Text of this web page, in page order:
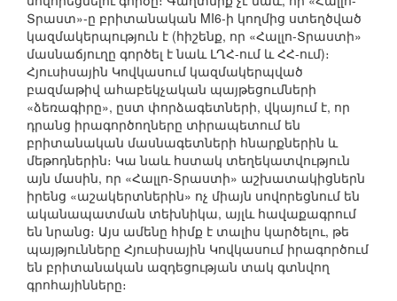
Տրաստ»-ը բրիտանական MI6-ի կողմից ստեղծված
կազմակերպություն է (հիշենք, որ «Հալլո-Տրաստի»
մասնաճյուղը գործել է նաև ԼՂՀ-ում և ՀՀ-ում)։
Հյուսիսային Կովկասում կազմակերպված
բազմաթիվ ահաբեկչական պայթեցումների
«ձեռագիրը», ըստ փորձագետների, վկայում է, որ
դրանց իրագործողները տիրապետում են
բրիտանական մասնագետների հնարքներին և
մեթոդներին։ Կա նաև հստակ տեղեկատվություն
այն մասին, որ «Հալլո-Տրաստի» աշխատակիցներն
իրենց «աշակերտներին» ոչ միայն սովորեցնում են
ականապատման տեխնիկա, այլև հավաքագրում
են նրանց։ Այս ամենը հիմք է տալիս կարծելու, թե
պայթյունները Հյուսիսային Կովկասում իրագործում
են բրիտանական ազդեցության տակ գտնվող
գրոհայինները։